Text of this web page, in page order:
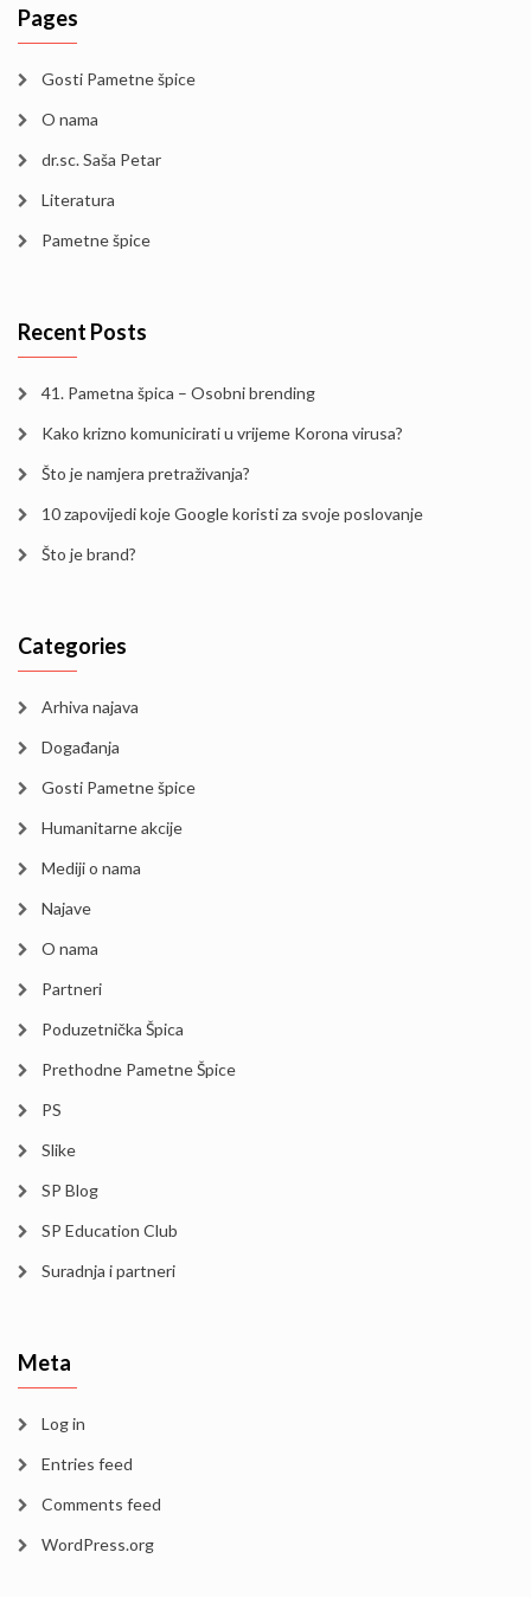
Pages
Gosti Pametne špice
O nama
dr.sc. Saša Petar
Literatura
Pametne špice
Recent Posts
41. Pametna špica – Osobni brending
Kako krizno komunicirati u vrijeme Korona virusa?
Što je namjera pretraživanja?
10 zapovijedi koje Google koristi za svoje poslovanje
Što je brand?
Categories
Arhiva najava
Događanja
Gosti Pametne špice
Humanitarne akcije
Mediji o nama
Najave
O nama
Partneri
Poduzetnička Špica
Prethodne Pametne Špice
PS
Slike
SP Blog
SP Education Club
Suradnja i partneri
Meta
Log in
Entries feed
Comments feed
WordPress.org